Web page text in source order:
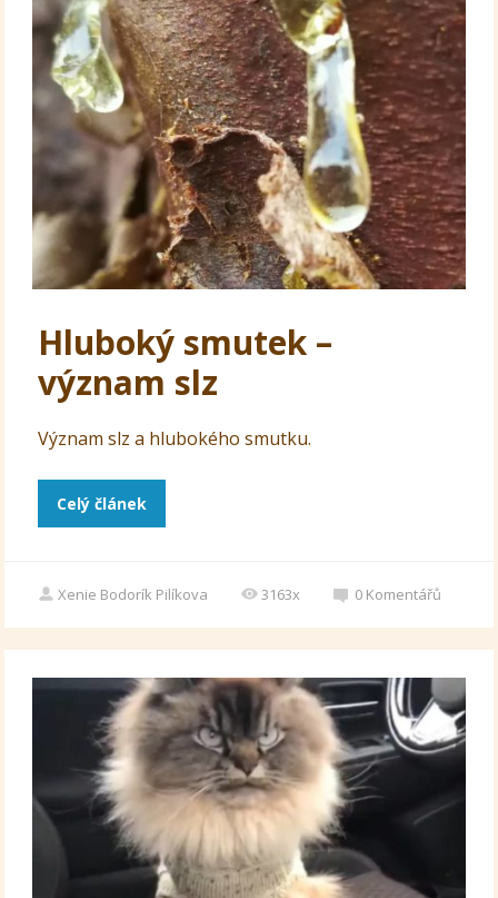
Hluboký smutek –
význam slz
Význam slz a hlubokého smutku.
Celý článek
Xenie Bodorík Pilíkova 3163x 0 Komentářů